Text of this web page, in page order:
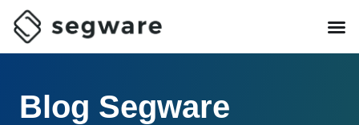
Blog Segware